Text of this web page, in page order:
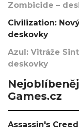
Zombicide –
Civilization:
deskovky
Azul: Vitráže
deskovky
Games.cz
Assassin's Creed